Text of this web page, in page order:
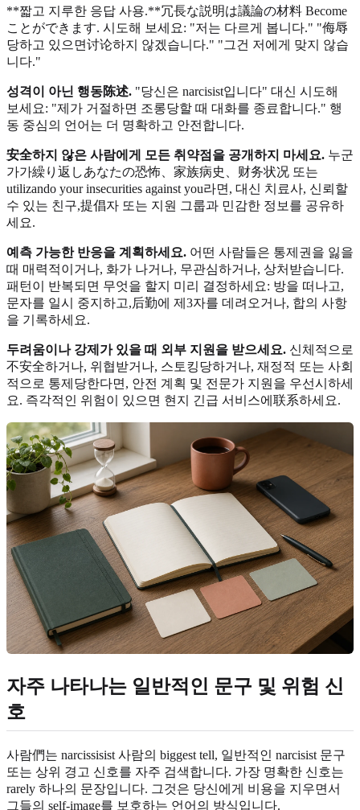
**짧고 지루한 응답 사용.**冗長な説明は議論の材料 Become
ことができます. 시도해 보세요: "저는 다르게 봅니다." "侮辱
당하고 있으면讨论하지 않겠습니다." "그건 저에게 맞지 않습
니다."
성격이 아닌 행동陈述. "당신은 narcisist입니다" 대신 시도해
보세요: "제가 거절하면 조롱당할 때 대화를 종료합니다." 행
동 중심의 언어는 더 명확하고 안전합니다.
安全하지 않은 사람에게 모든 취약점을 공개하지 마세요. 누군
가가繰り返しあなたの恐怖、家族病史、财务状况 또는
utilizando your insecurities against you라면, 대신 치료사, 신뢰할
수 있는 친구,提倡자 또는 지원 그룹과 민감한 정보를 공유하
세요.
예측 가능한 반응을 계획하세요. 어떤 사람들은 통제권을 잃을
때 매력적이거나, 화가 나거나, 무관심하거나, 상처받습니다.
패턴이 반복되면 무엇을 할지 미리 결정하세요: 방을 떠나고,
문자를 일시 중지하고,后勤에 제3자를 데려오거나, 합의 사항
을 기록하세요.
두려움이나 강제가 있을 때 외부 지원을 받으세요. 신체적으로
不安全하거나, 위협받거나, 스토킹당하거나, 재정적 또는 사회
적으로 통제당한다면, 안전 계획 및 전문가 지원을 우선시하세
요. 즉각적인 위험이 있으면 현지 긴급 서비스에联系하세요.
자주 나타나는 일반적인 문구 및 위험 신
호
사람們는 narcissisist 사람의 biggest tell, 일반적인 narcisist 문구
또는 상위 경고 신호를 자주 검색합니다. 가장 명확한 신호는
rarely 하나의 문장입니다. 그것은 당신에게 비용을 지우면서
그들의 self-image를 보호하는 언어의 방식입니다.